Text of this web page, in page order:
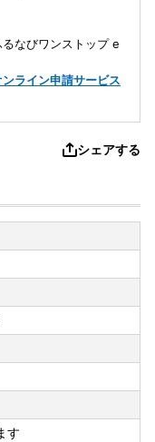
なびワンストップ e
ライン申請サービス
シェアする
す